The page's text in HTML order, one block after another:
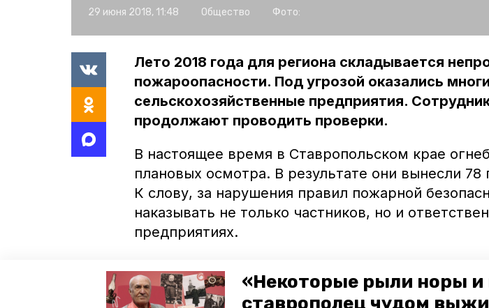
«Некоторые рыли норы и
ставрополец чудом
29 июня 2018, 11:48 Общество Фото:
Лето 2018 года для региона складывается
пожароопасности. Под угрозой оказались
сельскохозяйственные предприятия.
продолжают проводить проверки.
В настоящее время в Ставропольском крае
плановых осмотра. В результате они вынесли
К слову, за нарушения правил пожарной
наказывать не только частников, но и
предприятиях.
Особое внимание при проверках уделяется
и автомобилям, наличию первичных средств